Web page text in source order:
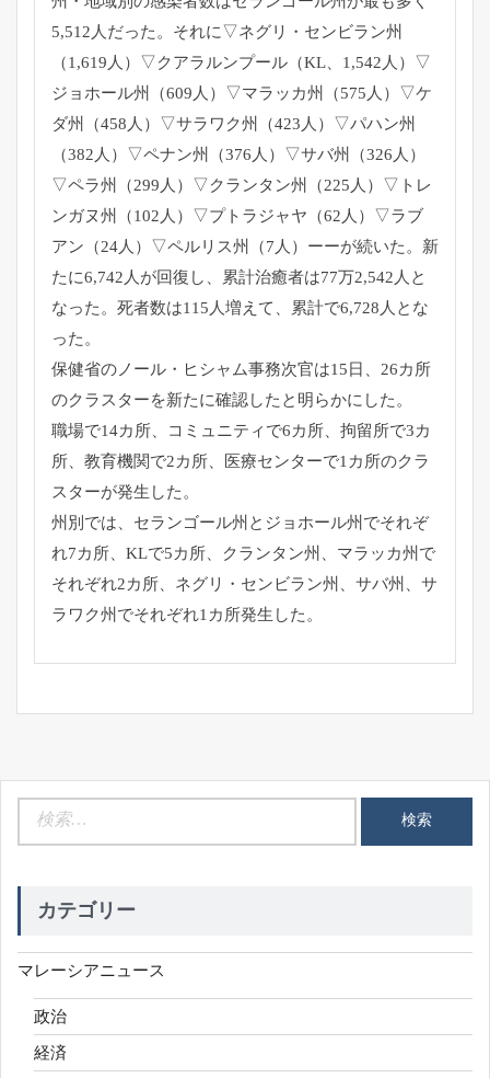
5,512人だった。それに▽ネグリ・センビラン州
（1,619人）
▽クアラルンプール（KL、1,542人）▽
ジョホール州（609人）▽マラッカ州（575人）▽ケ
ダ州（458人）▽サラワク州（423人）▽パハン州
（382人）▽ペナン州（376人）▽サバ州（326人）
▽ペラ州（299人）▽ クランタン州（225人）▽トレ
ンガヌ州（102人）▽プトラジャヤ（62人）▽ラブ
アン（24人）▽ペルリス州（7人）ーーが続いた。新
たに6,742人が回復し、
累計治癒者は77万2,542人と
なった。 死者数は115人増えて、累計で6,728人とな
った。
保健省のノール・ヒシャム事務次官は15日、 26カ所
のクラスターを新たに確認したと明らかにした。
職場で14カ所、コミュニティで6カ所、拘留所で3カ
所、 教育機関で2カ所、
医療センターで1カ所のクラ
スターが発生した。
州別では、セランゴール州とジョホール州でそれぞ
れ7カ所、 KLで5カ所、クランタン州、マラッカ州で
それぞれ2カ所、 ネグリ・センビラン州、サバ州、 サ
ラワク州でそれぞれ1カ所発生した。
カテゴリー
マレーシアニュース
政治
経済